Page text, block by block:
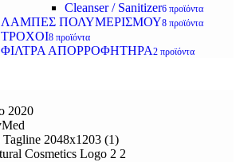
Cleanser / Sanitizer6 προϊόντα
ΛΑΜΠΕΣ ΠΟΛΥΜΕΡΙΣΜΟΥ8 προϊόντα
ΤΡΟΧΟΙ8 προϊόντα
ΦΙΛΤΡΑ ΑΠΟΡΡΟΦΗΤΗΡΑ2 προϊόντα